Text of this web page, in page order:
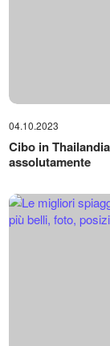
04.10.2023
Cibo in
assolutamente